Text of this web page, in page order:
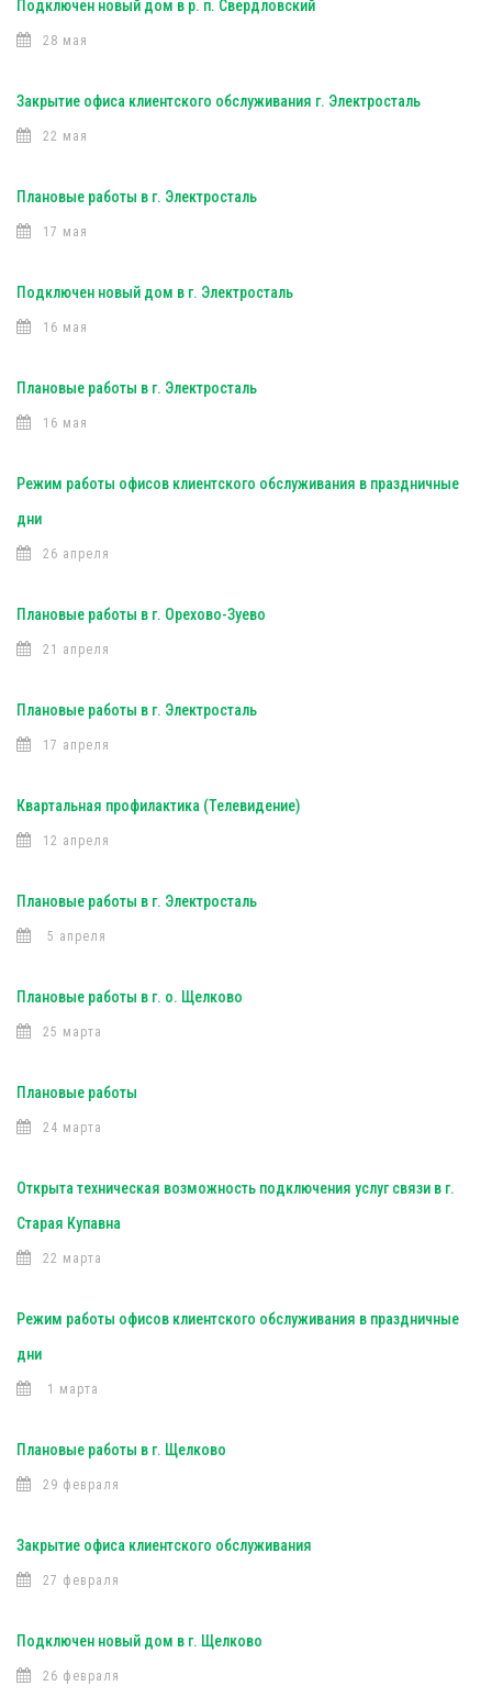
Подключен новый дом в р. п. Свердловский
28 мая
Закрытие офиса клиентского обслуживания г. Электросталь
22 мая
Плановые работы в г. Электросталь
17 мая
Подключен новый дом в г. Электросталь
16 мая
Плановые работы в г. Электросталь
16 мая
Режим работы офисов клиентского обслуживания в праздничные
дни
26 апреля
Плановые работы в г. Орехово-Зуево
21 апреля
Плановые работы в г. Электросталь
17 апреля
Квартальная профилактика (Телевидение)
12 апреля
Плановые работы в г. Электросталь
5 апреля
Плановые работы в г. о. Щелково
25 марта
Плановые работы
24 марта
Открыта техническая возможность подключения услуг связи в г.
Старая Купавна
22 марта
Режим работы офисов клиентского обслуживания в праздничные
дни
1 марта
Плановые работы в г. Щелково
29 февраля
Закрытие офиса клиентского обслуживания
27 февраля
Подключен новый дом в г. Щелково
26 февраля